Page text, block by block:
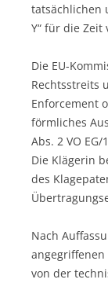
tatsächlichen
Y“ für die Zeit
Die EU-
Rechtsstreits
Enforcement
förmliches
Abs. 2 VO
Die Klägerin
des
Nach
von der